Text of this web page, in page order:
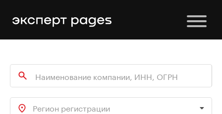
Регион регистрации